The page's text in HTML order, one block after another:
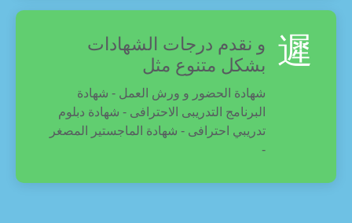
و نقدم درجات الشهادات
بشكل متنوع مثل
شهادة الحضور و ورش العمل - شهادة
البرنامج التدريبى الاحترافى - شهادة دبلوم
تدريبي احترافى - شهادة الماجستير المصغر
-